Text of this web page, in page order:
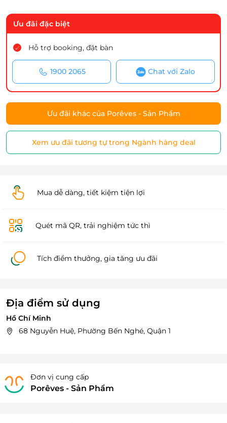
Ưu đãi đặc biệt
Hỗ trợ booking, đặt bàn
1900 2065 Chat với Zalo
Ưu đãi khác của Porêves - Sản Phẩm
Xem ưu đãi tương tự trong Ngành hàng deal
Mua dễ dàng, tiết kiệm tiện lợi
Quét mã QR, trải nghiệm tức thì
Tích điểm thưởng, gia tăng ưu đãi
Địa điểm sử dụng
Hồ Chí Minh
68 Nguyễn Huệ, Phường Bến Nghé, Quận 1
Đơn vị cung cấp
Porêves - Sản Phẩm